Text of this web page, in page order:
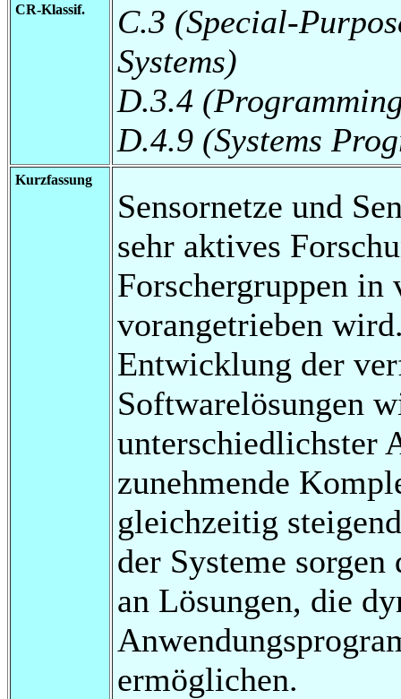
CR-Klassif.
C.3 (Special-
Systems)
D.3.4
D.4.9 (Systems
Kurzfassung
Sensornetze und
sehr aktives
Forschergruppen in
vorangetrieben
Entwicklung der
Softwarelösungen
unterschiedlichster
zunehmende
gleichzeitig
der Systeme
an Lösungen, die
ermöglichen.